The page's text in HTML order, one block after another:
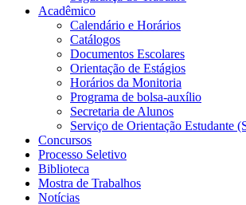
Acadêmico
Calendário e Horários
Catálogos
Documentos Escolares
Orientação de Estágios
Horários da Monitoria
Programa de bolsa-auxílio
Secretaria de Alunos
Serviço de Orientação Estudante
Concursos
Processo Seletivo
Biblioteca
Mostra de Trabalhos
Notícias